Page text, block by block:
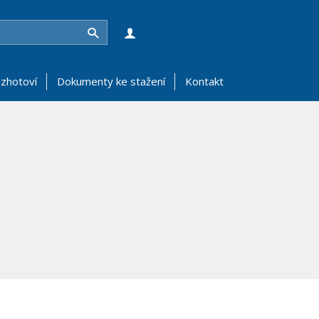
Hledat
Dokumenty ke stažení Kontakt